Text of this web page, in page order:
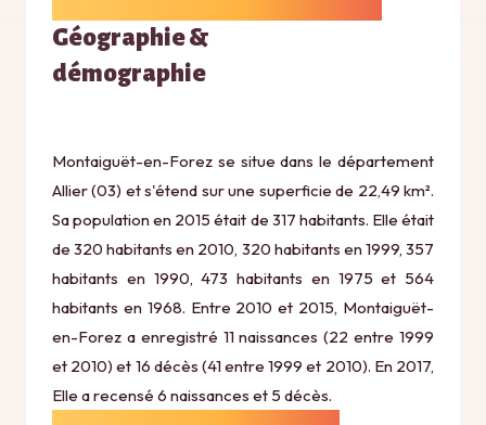
Géographie &
démographie
Montaiguët-en-Forez se situe dans le département
Allier (03) et s'étend sur une superficie de 22,49 km².
Sa population en 2015 était de 317 habitants. Elle était
de 320 habitants en 2010, 320 habitants en 1999, 357
habitants en 1990, 473 habitants en 1975 et 564
habitants en 1968. Entre 2010 et 2015, Montaiguët-
en-Forez a enregistré 11 naissances (22 entre 1999
et 2010) et 16 décès (41 entre 1999 et 2010). En 2017,
Elle a recensé 6 naissances et 5 décès.